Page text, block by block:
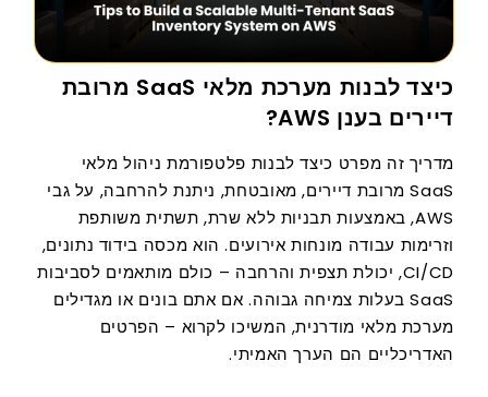
כיצד לבנות מערכת מלאי SaaS מרובת
דיירים בענן AWS?
מדריך זה מפרט כיצד לבנות פלטפורמת ניהול מלאי
SaaS מרובת דיירים, מאובטחת, ניתנת להרחבה, על גבי
AWS, באמצעות תבניות ללא שרת, תשתית משותפת
וזרימות עבודה מונחות אירועים. הוא מכסה בידוד נתונים,
CI/CD, יכולת תצפית והרחבה – כולם מותאמים לסביבות
SaaS בעלות צמיחה גבוהה. אם אתם בונים או מגדילים
מערכת מלאי מודרנית, המשיכו לקרוא – הפרטים
האדריכליים הם הערך האמיתי.